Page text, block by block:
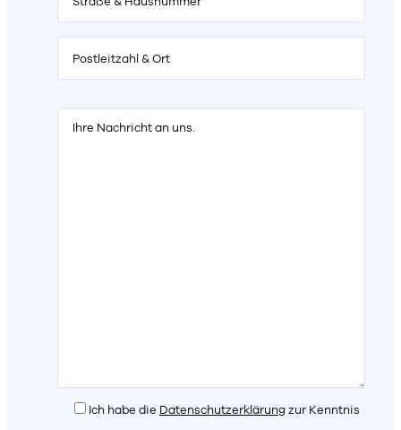
Ich habe die Datenschutzerklärung zur Kenntnis